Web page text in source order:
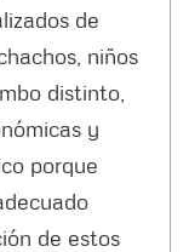
de
niños
distinto,
y
porque
de estos